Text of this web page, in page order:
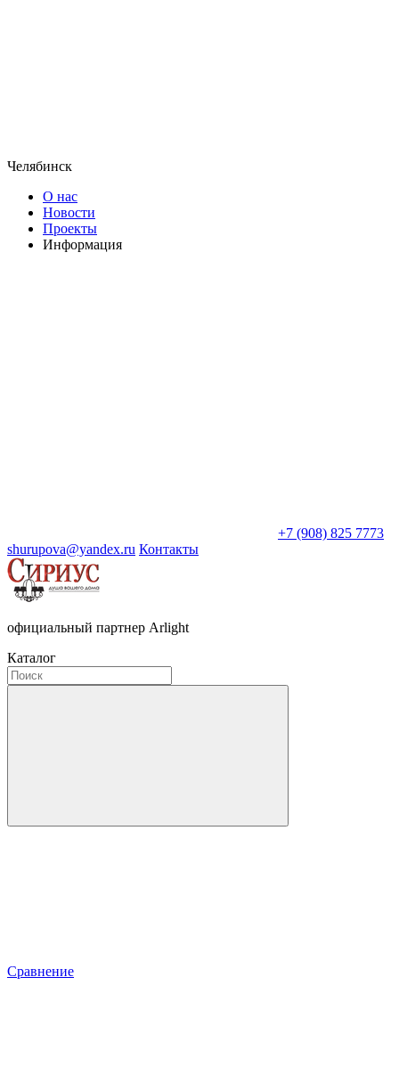
Челябинск
О нас
Новости
Проекты
Информация
+7 (908) 825 7773
shurupova@yandex.ru Контакты
официальный партнер Arlight
Каталог
Сравнение